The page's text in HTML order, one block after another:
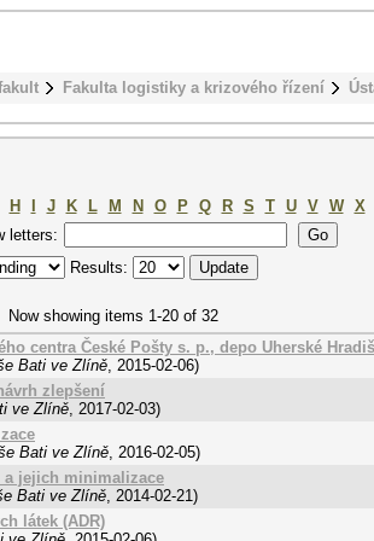
Fakulta logistiky a krizového řízení
H J K L M N O P Q R S T U V W X
letters:
Results:
Now showing items 1-20 of 32
centra České Pošty s. p., depo Uherské
Bati ve Zlíně, 2015-02-06)
zlepšení
ve Zlíně, 2017-02-03)
Bati ve Zlíně, 2016-02-05)
a jejich minimalizace
Bati ve Zlíně, 2014-02-21)
látek (ADR)